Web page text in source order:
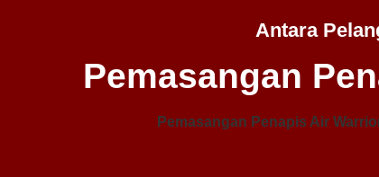
Antara
Pemasangan
Pemasangan Penapis Air